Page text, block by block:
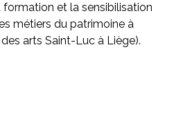
et la sensibilisation
métiers du patrimoine à
arts Saint-Luc à Liège).